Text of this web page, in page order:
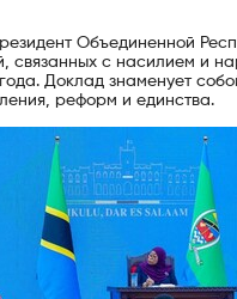
Объединенной
связанных с насилием и
Доклад знаменует
реформ и единства.